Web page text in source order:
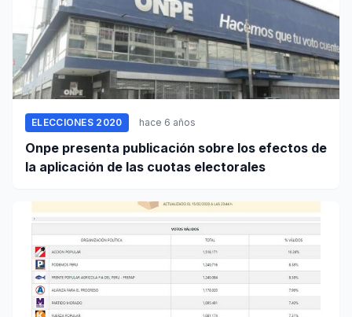
ELECCIONES 2020 hace 6 años
Onpe presenta publicación sobre los efectos de
la aplicación de las cuotas electorales